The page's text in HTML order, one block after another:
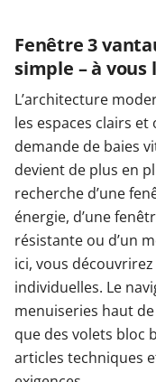
Fenêtre 3
simple – à vous
L’architecture
les espaces clairs et
demande de baies
devient de plus en
recherche d’une
énergie, d’une
résistante ou d’un
ici, vous
individuelles. Le
menuiseries haut
que des volets bloc
articles techniques